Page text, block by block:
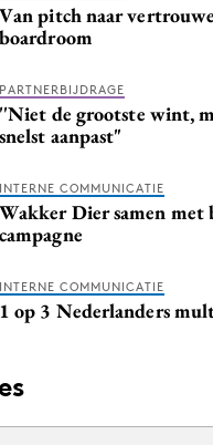
Van pitch naar
boardroom
PARTNERBIJDRAGE
''Niet de grootste wint,
snelst aanpast"
INTERNE COMMUNICATIE
Wakker Dier samen met
campagne
INTERNE COMMUNICATIE
1 op 3 Nederlanders